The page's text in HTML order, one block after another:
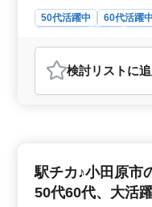
50代活躍中 60代活躍中
おすすめポイント
＜夜勤なし！訪問看
る訪問看護ステーシ
た生活リズムを保ち
が丁寧にサポートす
働き方＞ 週2〜3日か
検討リスト に
駅チカ♪小田原市
50代60代、大活